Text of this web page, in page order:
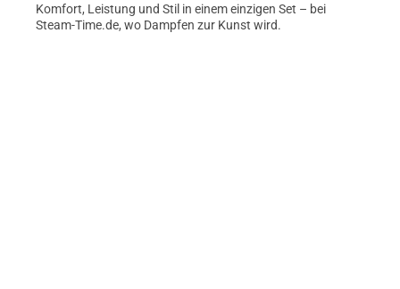
Komfort, Leistung und Stil in einem einzigen Set – bei
Steam-Time.de, wo Dampfen zur Kunst wird.